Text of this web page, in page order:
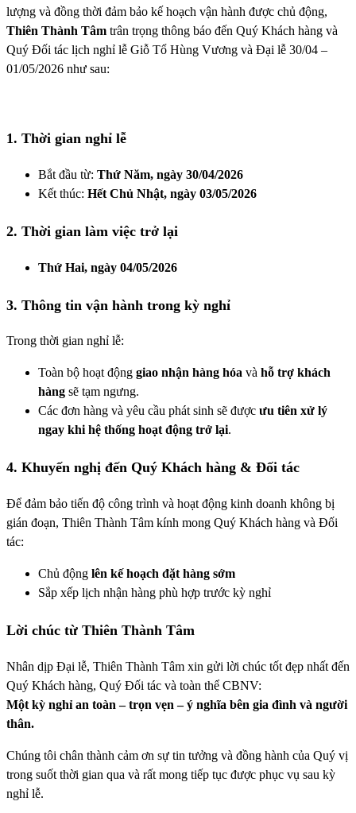
lượng và đồng thời đảm bảo kế hoạch vận hành được chủ động,
Thiên Thành Tâm trân trọng thông báo đến Quý Khách hàng và
Quý Đối tác lịch nghỉ lễ Giỗ Tổ Hùng Vương và Đại lễ 30/04 –
01/05/2026 như sau:
1. Thời gian nghỉ lễ
Bắt đầu từ: Thứ Năm, ngày 30/04/2026
Kết thúc: Hết Chủ Nhật, ngày 03/05/2026
2. Thời gian làm việc trở lại
Thứ Hai, ngày 04/05/2026
3. Thông tin vận hành trong kỳ nghỉ
Trong thời gian nghỉ lễ:
Toàn bộ hoạt động giao nhận hàng hóa và hỗ trợ khách
hàng sẽ tạm ngưng.
Các đơn hàng và yêu cầu phát sinh sẽ được ưu tiên xử lý
ngay khi hệ thống hoạt động trở lại.
4. Khuyến nghị đến Quý Khách hàng & Đối tác
Để đảm bảo tiến độ công trình và hoạt động kinh doanh không bị
gián đoạn, Thiên Thành Tâm kính mong Quý Khách hàng và Đối
tác:
Chủ động lên kế hoạch đặt hàng sớm
Sắp xếp lịch nhận hàng phù hợp trước kỳ nghỉ
Lời chúc từ Thiên Thành Tâm
Nhân dịp Đại lễ, Thiên Thành Tâm xin gửi lời chúc tốt đẹp nhất đến
Quý Khách hàng, Quý Đối tác và toàn thể CBNV:
Một kỳ nghỉ an toàn – trọn vẹn – ý nghĩa bên gia đình và người
thân.
Chúng tôi chân thành cảm ơn sự tin tưởng và đồng hành của Quý vị
trong suốt thời gian qua và rất mong tiếp tục được phục vụ sau kỳ
nghỉ lễ.